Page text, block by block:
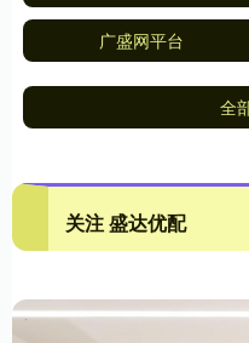
广盛网平台
全
关注 盛达优配